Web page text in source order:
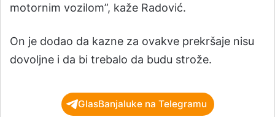
motornim vozilom”, kaže Radović.
On je dodao da kazne za ovakve prekršaje nisu
dovoljne i da bi trebalo da budu strože.
GlasBanjaluke na Telegramu